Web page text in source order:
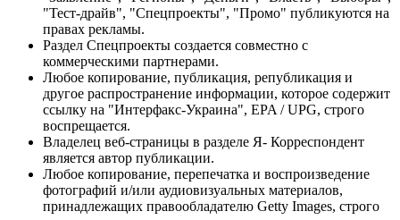
"Тест-драйв", "Спецпроекты", "Промо" публикуются на
правах рекламы.
Раздел Спецпроекты создается совместно с
коммерческими партнерами.
Любое копирование, публикация, републикация и
другое распространение информации, которое содержит
ссылку на "Интерфакс-Украина", EPA / UPG, строго
воспрещается.
Владелец веб-страницы в разделе Я- Корреспондент
является автор публикации.
Любое копирование, перепечатка и воспроизведение
фотографий и/или аудиовизуальных материалов,
принадлежащих правообладателю Getty Images, строго